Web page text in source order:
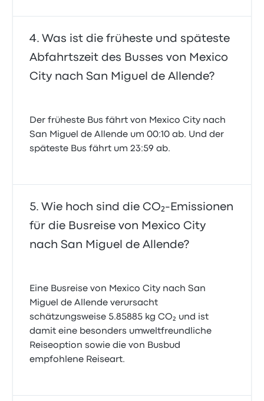
Was ist die früheste und späteste
Abfahrtszeit des Busses von Mexico
City nach San Miguel de Allende?
Der früheste Bus fährt von Mexico City nach
San Miguel de Allende um 00:10 ab. Und der
späteste Bus fährt um 23:59 ab.
Wie hoch sind die CO₂-Emissionen
für die Busreise von Mexico City
nach San Miguel de Allende?
Eine Busreise von Mexico City nach San
Miguel de Allende verursacht
schätzungsweise 5.85885 kg CO₂ und ist
damit eine besonders umweltfreundliche
Reiseoption sowie die von Busbud
empfohlene Reiseart.